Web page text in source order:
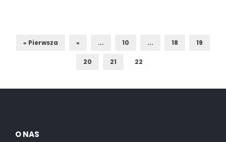
« Pierwsza « ... 10 ... 18 19
20 21 22
O NAS